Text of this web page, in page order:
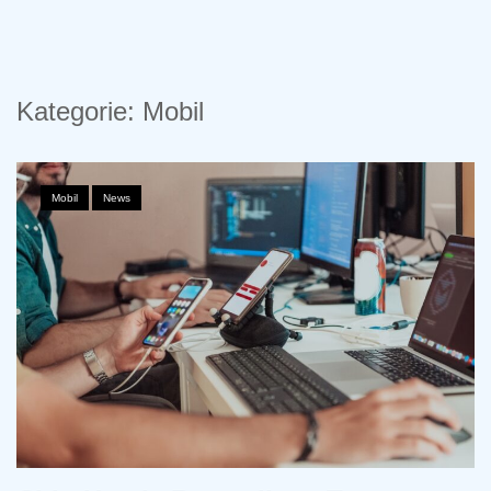
Kategorie: Mobil
Mobil News